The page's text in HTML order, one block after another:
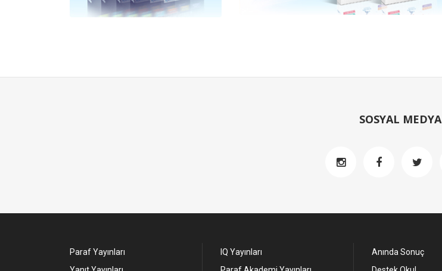
SOSYAL MEDYA
Paraf Yayınları
IQ Yayınları
Anında Sonuç